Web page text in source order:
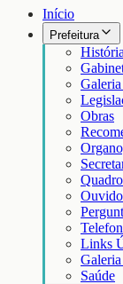
Início
Prefeitura
Obras
Links
Saúde